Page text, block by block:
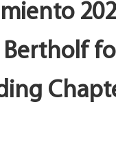
Bertholf